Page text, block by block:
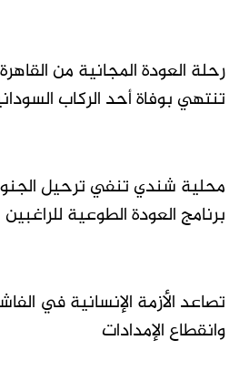
رحلة العودة المجانية من
تنتهي بوفاة أحد الركاب
محلية شندي تنفي ترحيل
برنامج العودة الطوعية للراغبين
تصاعد الأزمة الإنسانية في
وانقطاع الإمدادات